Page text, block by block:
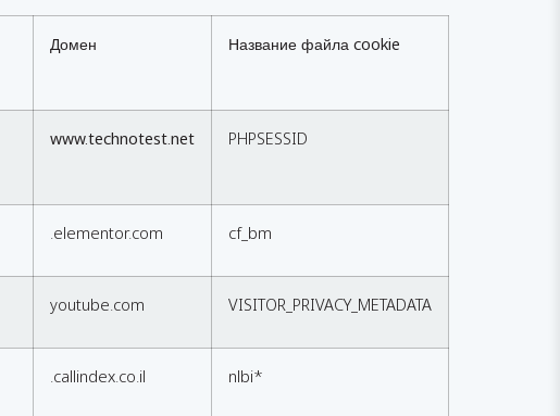
Домен Название файла cookie
www.technotest.net PHPSESSID
.elementor.com cf_bm
youtube.com VISITOR_PRIVACY_METADATA
.callindex.co.il nlbi*